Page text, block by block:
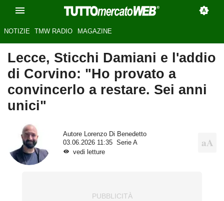
NOTIZIE TMW RADIO MAGAZINE
Lecce, Sticchi Damiani e l'addio
di Corvino: "Ho provato a
convincerlo a restare. Sei anni
unici"
Autore Lorenzo Di Benedetto
03.06.2026 11:35
Serie A
vedi letture